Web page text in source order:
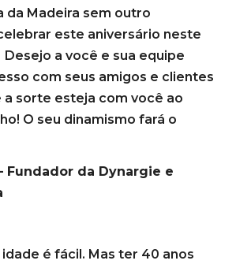
da Madeira sem outro
este aniversário neste
a você e sua equipe
com seus amigos e clientes
a sorte esteja com você ao
O seu dinamismo fará o
Fundador da Dynargie e
é fácil. Mas ter 40 anos